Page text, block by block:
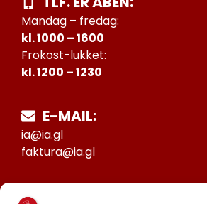
Mandag – fredag:
kl. 1000 – 1600
Frokost-lukket:
kl. 1200 – 1230
E-MAIL:
ia@ia.gl
faktura@ia.gl